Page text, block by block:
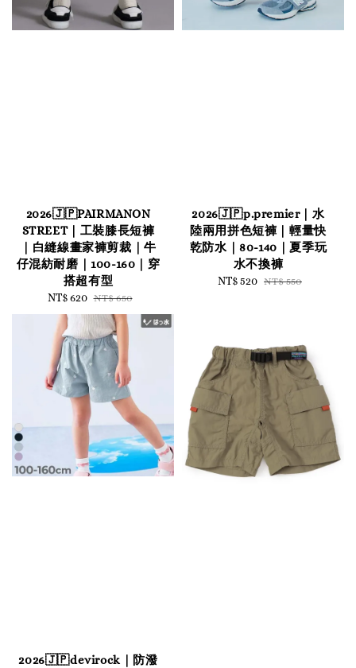
2026🇯🇵PAIRMANON
STREET｜工裝膝長短褲
｜白縫線畫家褲剪裁｜牛
仔混紡耐磨｜100-160｜穿
搭超有型
Sale
price
NT$ 620 Regular
price
NT$ 650
2026🇯🇵p.premier｜水
陸兩用拼色短褲｜輕量快
乾防水｜80-140｜夏季玩
水不換褲
Sale
NT$ 520 Regular
NT$ 550
2026🇯🇵devirock｜防潑